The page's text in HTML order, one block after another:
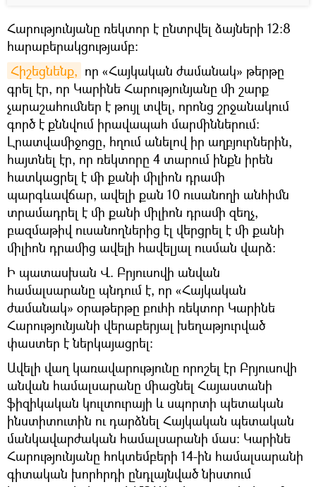
Հարությունյանը ռեկտոր է ընտրվել ձայների 12:8
հարաբերակցությամբ։
Հիշեցնենք, որ «‎Հայկական ժամանակ» թերթը
գրել էր, որ Կարինե Հարությունյանը մի շարք
չարաշահումներ է թույլ տվել, որոնց շրջանակում
գործ է քննվում իրավապահ մարմիններում։
Լրատվամիջոցը, հղում անելով իր աղբյուրներին,
հայտնել էր, որ ռեկտորը 4 տարում ինքն իրեն
հատկացրել է մի քանի միլիոն դրամի
պարգևավճար, ավելի քան 10 ուսանողի անհիմն
տրամադրել է մի քանի միլիոն դրամի զեղչ,
բազմաթիվ ուսանողներից էլ վերցրել է մի քանի
միլիոն դրամից ավելի հավելյալ ուսման վարձ:
Ի պատասխան Վ. Բրյուսովի անվան
համալսարանը պնդում է, որ «Հայկական
ժամանակ» օրաթերթը բուհի ռեկտոր Կարինե
Հարությունյանի վերաբերյալ խեղաթյուրված
փաստեր է ներկայացրել։
Ավելի վաղ կառավարությունը որոշել էր Բրյուսովի
անվան համալսարանը միացնել Հայաստանի
ֆիզիկական կուլտուրայի և սպորտի պետական
ինստիտուտին ու դարձնել Հայկական պետական
մանկավարժական համալսարանի մաս։ Կարինե
Հարությունյանը հոկտեմբերի 14-ին համալսարանի
գիտական խորհրդի ընդլայնված նիստում